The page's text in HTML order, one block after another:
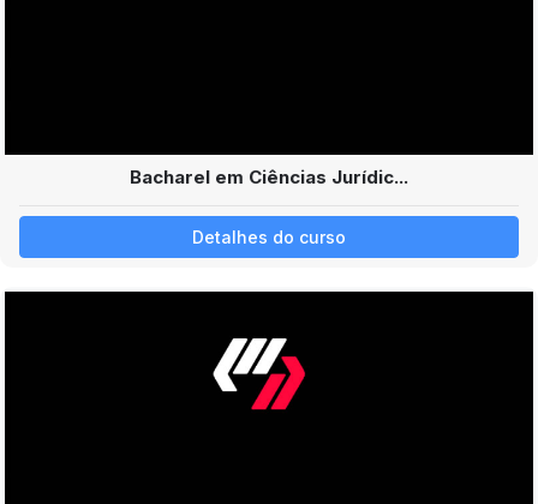
Bacharel em Ciências Jurídic...
Detalhes do curso